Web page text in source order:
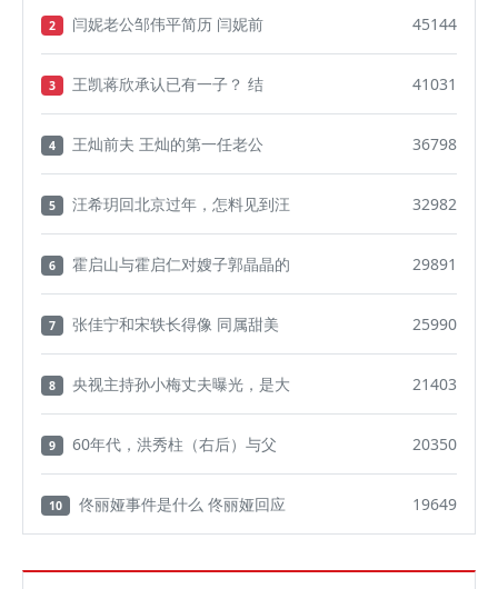
2 闫妮老公邹伟平简历 闫妮前 45144
3 王凯蒋欣承认已有一子？ 结 41031
4 王灿前夫 王灿的第一任老公 36798
5 汪希玥回北京过年，怎料见到汪 32982
6 霍启山与霍启仁对嫂子郭晶晶的 29891
7 张佳宁和宋轶长得像 同属甜美 25990
8 央视主持孙小梅丈夫曝光，是大 21403
9 60年代，洪秀柱（右后）与父 20350
10 佟丽娅事件是什么 佟丽娅回应 19649